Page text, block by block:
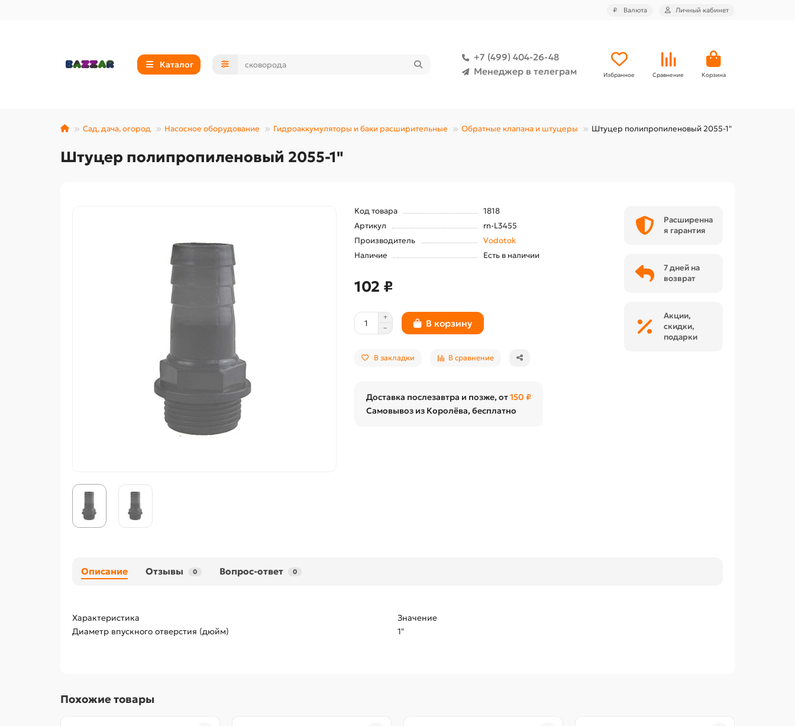
₽ Валюта Личный кабинет
Каталог
+7 (499) 404-26-48
Менеджер в телеграм
Избранное Сравнение Корзина
Сад, дача, огород Насосное оборудование Гидроаккумуляторы и баки расширительные Обратные клапана и штуцеры Штуцер полипропиленовый 2055-1"
Штуцер полипропиленовый 2055-1"
Код товара
1818
Артикул
rn-L3455
Производитель
Vodotok
Наличие
Есть в наличии
102 ₽
В корзину
В закладки В сравнение
Доставка послезавтра и позже, от150 ₽
Самовывоз из Королёва, бесплатно
Расширенна
я гарантия
7 дней на
возврат
Акции,
скидки,
подарки
Описание Отзывы 0 Вопрос-ответ 0
Характеристика
Значение
Диаметр впускного отверстия (дюйм)
1"
Похожие товары